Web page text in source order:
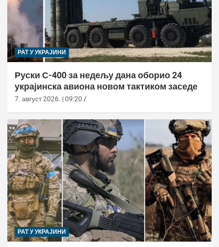
РАТ У УКРАЈИНИ
Руски С-400 за недељу дана оборио 24
украјинска авиона новом тактиком заседе
7. август 2026. | 09:20
РАТ У УКРАЈИНИ